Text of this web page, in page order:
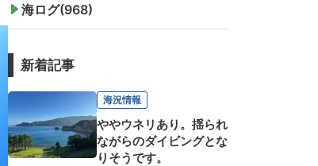
海ログ(968)
新着記事
海況情報
ややウネリあり。揺られ
ながらのダイビングとな
りそうです。